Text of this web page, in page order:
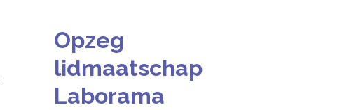
Opzeg
lidmaatschap
Laborama